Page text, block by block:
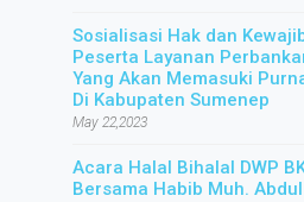
Sosialisasi Hak dan
Peserta Layanan
Yang Akan Memasuki
Di Kabupaten Sumenep
May 22,2023
Acara Halal Bihalal DWP
Bersama Habib Muh.